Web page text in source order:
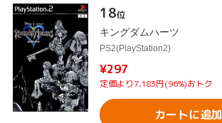
18位
キングダムハーツ
PS2(PlayStation2)
¥297
定価より7,183円(96%)おトク
カートに追加